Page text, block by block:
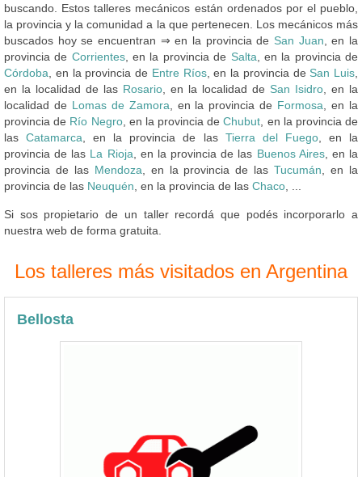
buscando. Estos talleres mecánicos están ordenados por el pueblo,
la provincia y la comunidad a la que pertenecen. Los mecánicos más
buscados hoy se encuentran ⇒ en la provincia de San Juan , en la
provincia de Corrientes, en la provincia de Salta , en la provincia de
Córdoba , en la provincia de Entre Ríos, en la provincia de San Luis
en la localidad de las Rosario , en la localidad de San Isidro , en la
localidad de Lomas de Zamora , en la provincia de Formosa , en la
provincia de Río Negro, en la provincia deChubut , en la provincia de
lasCatamarca , en la provincia de las Tierra del Fuego, en la
provincia de las La Rioja , en la provincia de las Buenos Aires, en la
provincia de las Mendoza , en la provincia de lasTucumán , en la
provincia de las Neuquén , en la provincia de las Chaco
Si sos propietario de un taller recordá que podés incorporarlo a
nuestra web de forma gratuita.
Los talleres más visitados en Argentina
Bellosta